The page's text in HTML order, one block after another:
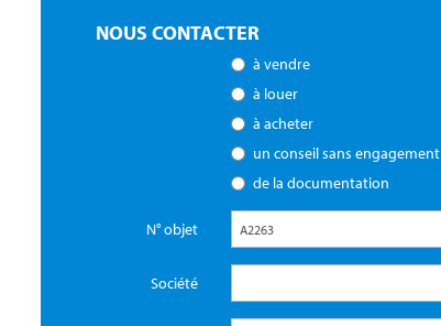
NOUS CONTACTER
à vendre
à louer
à acheter
un conseil sans engagement
de la documentation
N° objet
Société